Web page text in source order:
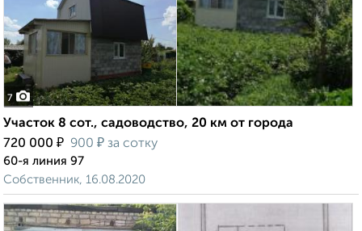
7
Участок 8 сот., садоводство, 20 км от города
720 000 ₽ 900 ₽ за сотку
60-я линия 97
Собственник, 16.08.2020